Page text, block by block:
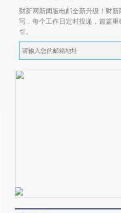
财新网新闻版电邮全新升级！财新
写，每个工作日定时投递，篇篇重
引。